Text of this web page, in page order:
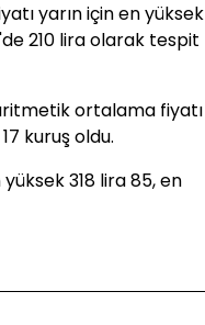
yarın için en yüksek
210 lira olarak tespit
ortalama fiyatı
kuruş oldu.
318 lira 85, en